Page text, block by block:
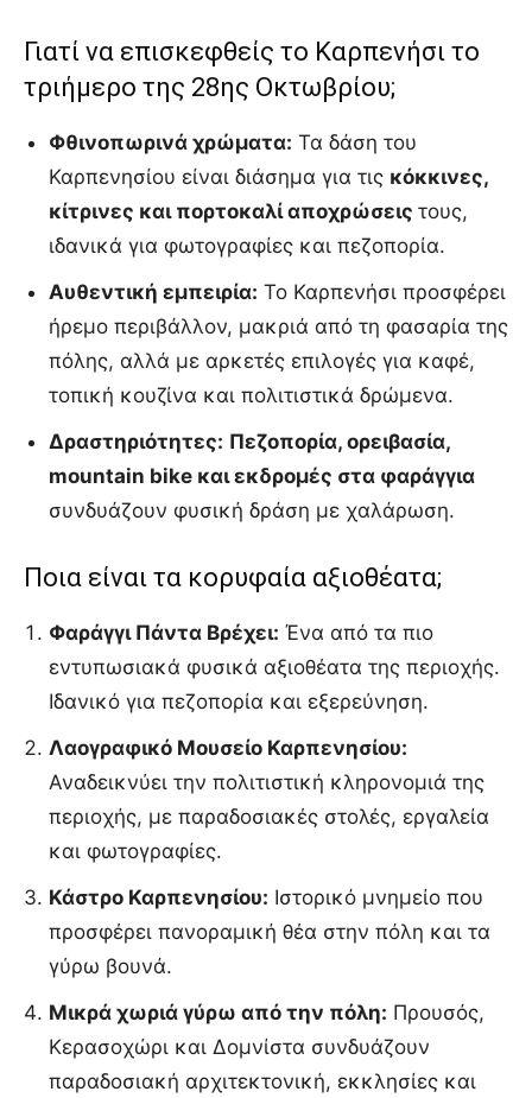
Γιατί να επισκεφθείς το Καρπενήσι το
τριήμερο της 28ης Οκτωβρίου;
Φθινοπωρινά χρώματα: Τα δάση του
Καρπενησίου είναι διάσημα για τις κόκκινες,
κίτρινες και πορτοκαλί αποχρώσεις τους,
ιδανικά για φωτογραφίες και πεζοπορία.
Αυθεντική εμπειρία: Το Καρπενήσι προσφέρει
ήρεμο περιβάλλον, μακριά από τη φασαρία της
πόλης, αλλά με αρκετές επιλογές για καφέ,
τοπική κουζίνα και πολιτιστικά δρώμενα.
Δραστηριότητες: Πεζοπορία, ορειβασία,
mountain bike και εκδρομές στα φαράγγια
συνδυάζουν φυσική δράση με χαλάρωση.
Ποια είναι τα κορυφαία αξιοθέατα;
Φαράγγι Πάντα Βρέχει: Ένα από τα πιο
εντυπωσιακά φυσικά αξιοθέατα της περιοχής.
Ιδανικό για πεζοπορία και εξερεύνηση.
Λαογραφικό Μουσείο Καρπενησίου:
Αναδεικνύει την πολιτιστική κληρονομιά της
περιοχής, με παραδοσιακές στολές, εργαλεία
και φωτογραφίες.
Κάστρο Καρπενησίου: Ιστορικό μνημείο που
προσφέρει πανοραμική θέα στην πόλη και τα
γύρω βουνά.
Μικρά χωριά γύρω από την πόλη: Προυσός,
Κερασοχώρι και Δομνίστα συνδυάζουν
παραδοσιακή αρχιτεκτονική, εκκλησίες και